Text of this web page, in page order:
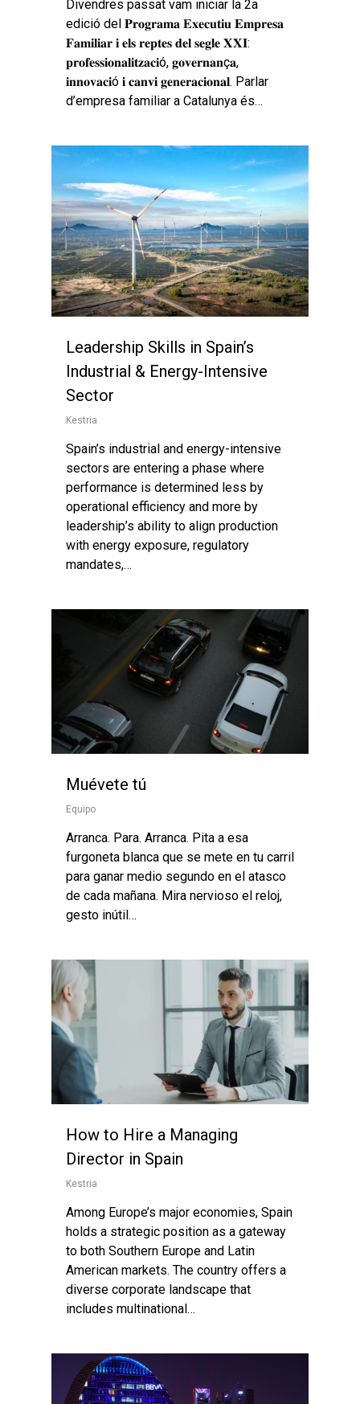
Divendres passat vam iniciar la 2a
edició del 𝐏𝐫𝐨𝐠𝐫𝐚𝐦𝐚 𝐄𝐱𝐞𝐜𝐮𝐭𝐢𝐮 𝐄𝐦𝐩𝐫𝐞𝐬𝐚
𝐅𝐚𝐦𝐢𝐥𝐢𝐚𝐫 𝐢 𝐞𝐥𝐬 𝐫𝐞𝐩𝐭𝐞𝐬 𝐝𝐞𝐥 𝐬𝐞𝐠𝐥𝐞 𝐗𝐗𝐈:
𝐩𝐫𝐨𝐟𝐞𝐬𝐬𝐢𝐨𝐧𝐚𝐥𝐢𝐭𝐳𝐚𝐜𝐢ó, 𝐠𝐨𝐯𝐞𝐫𝐧𝐚𝐧ç𝐚,
𝐢𝐧𝐧𝐨𝐯𝐚𝐜𝐢ó 𝐢 𝐜𝐚𝐧𝐯𝐢 𝐠𝐞𝐧𝐞𝐫𝐚𝐜𝐢𝐨𝐧𝐚𝐥. Parlar
d’empresa familiar a Catalunya és…
Leadership Skills in Spain’s
Industrial & Energy-Intensive
Sector
Kestria
Spain’s industrial and energy-intensive
sectors are entering a phase where
performance is determined less by
operational efficiency and more by
leadership’s ability to align production
with energy exposure, regulatory
mandates,…
Muévete tú
Equipo
Arranca. Para. Arranca. Pita a esa
furgoneta blanca que se mete en tu carril
para ganar medio segundo en el atasco
de cada mañana. Mira nervioso el reloj,
gesto inútil…
How to Hire a Managing
Director in Spain
Kestria
Among Europe’s major economies, Spain
holds a strategic position as a gateway
to both Southern Europe and Latin
American markets. The country offers a
diverse corporate landscape that
includes multinational…